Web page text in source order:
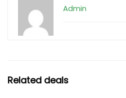
Admin
Related deals